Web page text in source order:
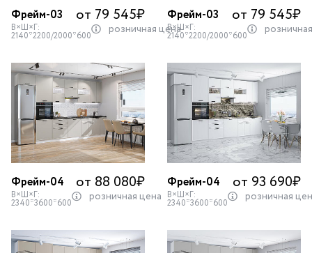
Фрейм-03 от 79 545₽
В×Ш×Г:
2140*2200/2000*600 розничная цена
Фрейм-03 от 79 545₽
В×Ш×Г:
2140*2200/2000*600
Фрейм-04 от 88 080₽
В×Ш×Г:
2340*3600*600 розничная цена
Фрейм-04 от 93 690₽
В×Ш×Г:
2340*3600*600 розничная